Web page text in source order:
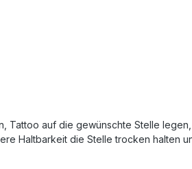
auf die gewünschte Stelle
Haltbarkeit die Stelle trocken halten